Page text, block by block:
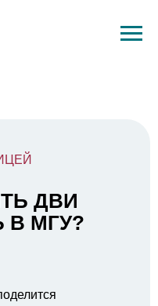
ДВИ
В МГУ?